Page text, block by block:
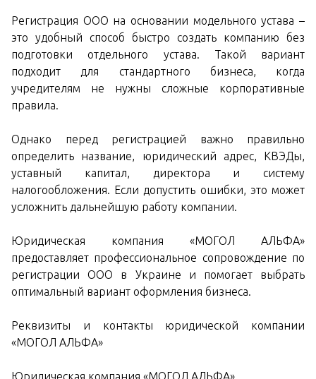
Регистрация ООО на основании модельного устава –
это удобный способ быстро создать компанию без
подготовки отдельного устава. Такой вариант
подходит для стандартного бизнеса, когда
учредителям не нужны сложные корпоративные
правила.
Однако перед регистрацией важно правильно
определить название, юридический адрес, КВЭДы,
уставный капитал, директора и систему
налогообложения. Если допустить ошибки, это может
усложнить дальнейшую работу компании.
Юридическая компания «МОГОЛ АЛЬФА»
предоставляет профессиональное сопровождение по
регистрации ООО в Украине и помогает выбрать
оптимальный вариант оформления бизнеса.
Реквизиты и контакты юридической компании
«МОГОЛ АЛЬФА»
Юридическая компания «МОГОЛ АЛЬФА»